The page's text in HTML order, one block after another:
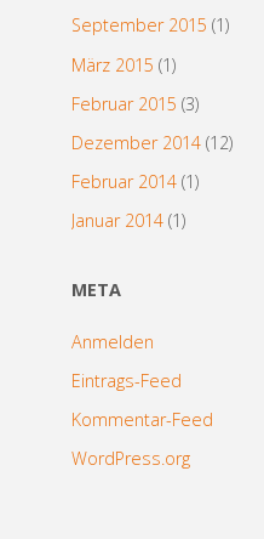
September 2015 (1)
März 2015 (1)
Februar 2015 (3)
Dezember 2014(12)
Februar 2014(1)
Januar 2014(1)
META
Anmelden
Eintrags-Feed
Kommentar-Feed
WordPress.org